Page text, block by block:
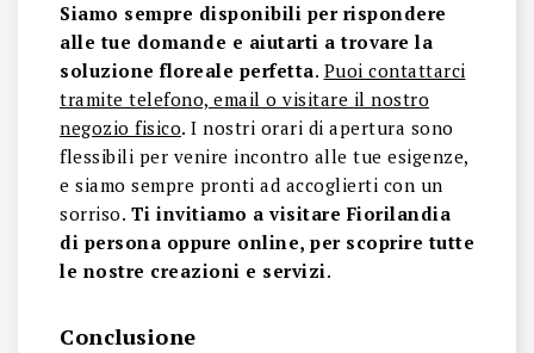
Siamo sempre disponibili per rispondere
alle tue domande e aiutarti a trovare la
soluzione floreale perfetta. Puoi contattarci
tramite telefono, email o visitare il nostro
negozio fisico. I nostri orari di apertura sono
flessibili per venire incontro alle tue esigenze,
e siamo sempre pronti ad accoglierti con un
sorriso. Ti invitiamo a visitare Fiorilandia
di persona oppure online, per scoprire tutte
le nostre creazioni e servizi.
Conclusione